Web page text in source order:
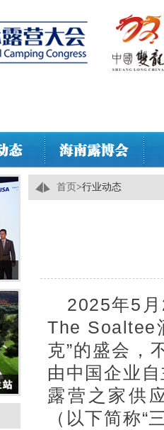
首页 >行业动态
2025年5
The Soaltee
克”的盛会，
由中国企业
露营之家供
（以下简称